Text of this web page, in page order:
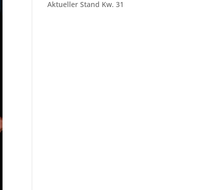
Aktueller Stand Kw. 31